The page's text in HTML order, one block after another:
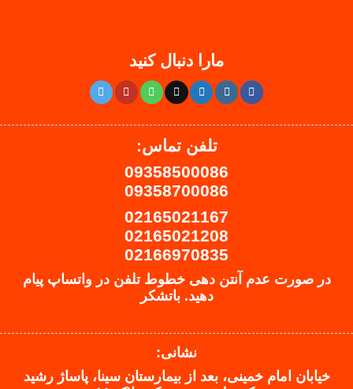
مارا دنبال کنید
تلفن تماس:
09358500086
09358700086
02165021167
02165021208
02166970835
در صورت عدم آنتن دهی خطوط تلفن در واتساپ پیام
دهید.باتشکر
نشانی:
خیابان امام خمینی، بعد از بیمارستان سینا، پاساژ رشید